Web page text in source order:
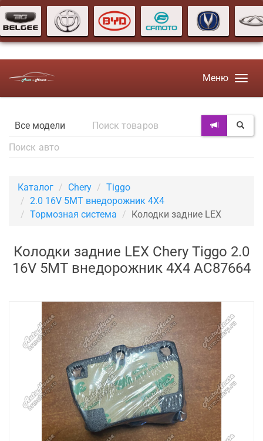
Меню
Каталог Chery
Tiggo
2.0 16V 5MT внедорожник 4X4
Тормозная система
Колодки задние LEX
Колодки задние LEX Chery Tiggo 2.0
16V 5MT внедорожник 4X4 AC87664